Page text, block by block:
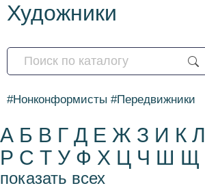
Художники
#Нонконформисты #Передвижники
А Б В Г Д Е Ж З И К Л
Р С Т У Ф Х Ц Ч Ш Щ
показать всех